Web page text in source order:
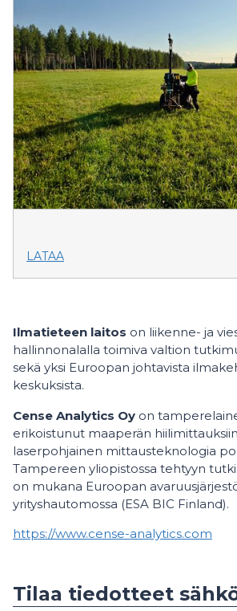
LATAA
Ilmatieteen laitos on liikenne- ja
hallinnonalalla toimiva valtion
sekä yksi Euroopan johtavista
keskuksista.
Cense Analytics Oy on
erikoistunut maaperän
laserpohjainen mittausteknologia
Tampereen yliopistossa tehtyyn
on mukana Euroopan
yrityshautomossa (ESA BIC Finland).
https://www.cense-analytics.com
Tilaa tiedotteet